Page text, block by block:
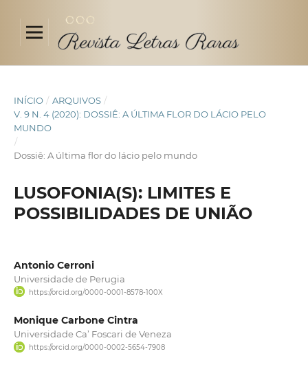
INÍCIO / ARQUIVOS /
V. 9 N. 4 (2020): DOSSIÊ: A ÚLTIMA FLOR DO LÁCIO PELO
MUNDO
/
Dossiê: A última flor do lácio pelo mundo
LUSOFONIA(S): LIMITES E
POSSIBILIDADES DE UNIÃO
Antonio Cerroni
Universidade de Perugia
https://orcid.org/0000-0001-8578-100X
Monique Carbone Cintra
Universidade Ca’ Foscari de Veneza
https://orcid.org/0000-0002-5654-7908